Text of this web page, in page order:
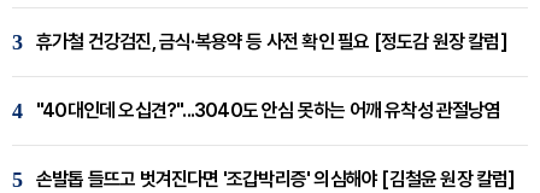
3 휴가철 건강검진, 금식·복용약 등 사전 확인 필요 [정도감 원장 칼럼]
4 "40대인데 오십견?"...3040도 안심 못하는 어깨 유착성 관절낭염
5 손발톱 들뜨고 벗겨진다면 '조갑박리증' 의심해야 [김철윤 원장 칼럼]